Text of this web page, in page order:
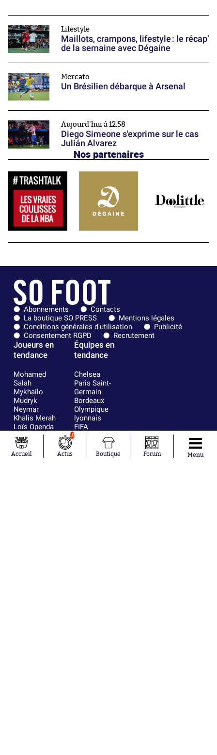
Lifestyle
Maillots, crampons, lifestyle : le récap’
de la semaine avec Dégaine
Mercato
Un Brésilien débarque à Arsenal
Aujourd'hui à 12:58
Diego Simeone s'exprime sur le cas
Julián Alvarez
Nos partenaires
Abonnements
Contacts
La boutique SO PRESS
Mentions légales
Conditions générales d'utilisation
Publicité
Consentement RGPD
Recrutement
Joueurs en
tendance
Mohamed
Salah
Mykhailo
Mudryk
Neymar
Khalis Merah
Loïs Openda
Moussa
Niakhaté
Nicolás
Équipes en
tendance
Chelsea
Paris Saint-
Germain
Bordeaux
Olympique
lyonnais
FIFA
Real Madrid
RC Strasbourg
AC Milan
Accueil
10
Actus Boutique Forum Menu